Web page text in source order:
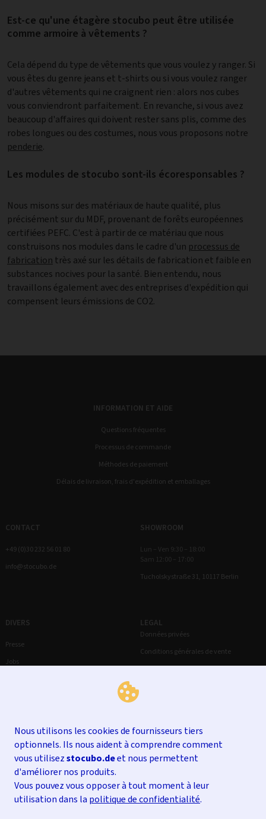
Nous utilisons les cookies de fournisseurs tiers
optionnels. Ils nous aident à comprendre comment
vous utilisezstocubo.deet nous permettent
d'améliorer nos produits.
Vous pouvez vous opposer à tout moment à leur
utilisation dans la politique de confidentialité.
Est-ce qu'une étagère stocubo peut être utilisée
comme armoire à vêtements ?
Cela dépend du type de vêtements que vous voulez y ranger. Si
vous êtes du genre jeans et t-shirts ou si vous voulez ranger
d'autres vêtements qui ne craignent rien : alors nos cubes
vous conviendront parfaitement. En revanche, si vous avez
beaucoup d'affaires qui doivent rester sans plis, comme des
robes longues ou des costumes, nous vous proposons notre
penderie.
Les modules de stocubo sont-ils écoresponsables ?
Nous misons sur des matériaux de haute qualité, plus
précisément sur du MDF, provenant de forêts européennes
certifiées PEFC. C'est à partir de ce matériau que nous
construisons nos modules dans le cadre d'un processus de
fabrication très axé sur les détails de fabrication et faible en
substances nocives pour la santé. Bien entendu, nous
travaillons également avec des entreprises d'expédition qui
compensent leurs émissions de CO2.
INFORMATION ET AIDE
Questions fréquentes
Processus de commande
Méthodes de paiement
Délais de livraison, frais d'expédition et emballages
CONTACT
+49 (0)30 232 56 01 80
info@stocubo.de
SHOWROOM
Lun – Ven 9:30 – 18:00
Sam 12:00 – 17:00
Tucholskystraße 31, 10117 Berlin
DIVERS
Presse
Jobs
LEGAL
Données privées
Conditions générales de vente
Droit de rétractation